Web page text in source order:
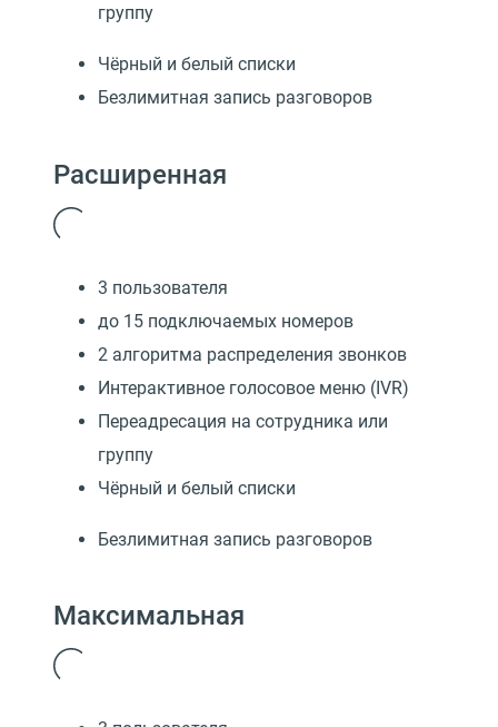
группу
Чёрный и белый списки
Безлимитная запись разговоров
Расширенная
3 пользователя
до 15 подключаемых номеров
2 алгоритма распределения звонков
Интерактивное голосовое меню (IVR)
Переадресация на сотрудника или
группу
Чёрный и белый списки
Безлимитная запись разговоров
Максимальная